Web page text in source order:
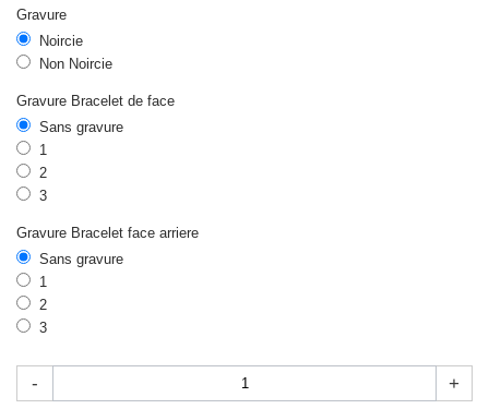
Gravure
Noircie
Non Noircie
Gravure Bracelet de face
Sans gravure
1
2
3
Gravure Bracelet face arriere
Sans gravure
1
2
3
- +